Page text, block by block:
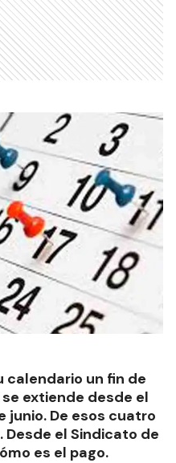
calendario un fin de
extiende desde el
junio. De esos cuatro
el Sindicato de
es el pago.